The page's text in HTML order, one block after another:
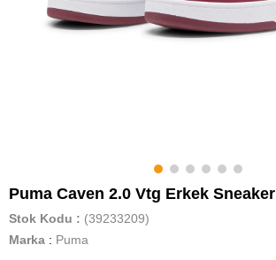
Puma Caven 2.0 Vtg Erkek Sneaker
Stok Kodu
(39233209)
Marka : Puma